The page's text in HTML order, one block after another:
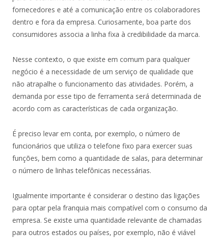
fornecedores e até a comunicação entre os colaboradores
dentro e fora da empresa. Curiosamente, boa parte dos
consumidores associa a linha fixa à credibilidade da marca.
Nesse contexto, o que existe em comum para qualquer
negócio é a necessidade de um serviço de qualidade que
não atrapalhe o funcionamento das atividades. Porém, a
demanda por esse tipo de ferramenta será determinada de
acordo com as características de cada organização.
É preciso levar em conta, por exemplo, o número de
funcionários que utiliza o telefone fixo para exercer suas
funções, bem como a quantidade de salas, para determinar
o número de linhas telefônicas necessárias.
Igualmente importante é considerar o destino das ligações
para optar pela franquia mais compatível com o consumo da
empresa. Se existe uma quantidade relevante de chamadas
para outros estados ou países, por exemplo, não é viável